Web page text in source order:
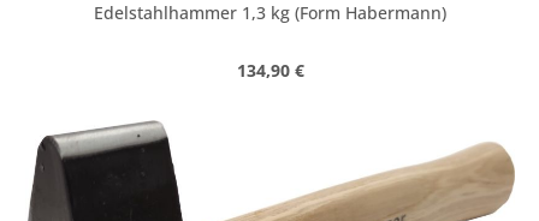
Edelstahlhammer 1,3 kg (Form Habermann)
Regulärer Preis:
134,90 €